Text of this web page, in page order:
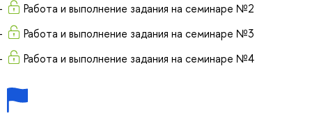
Работа и выполнение задания на семинаре №2
Работа и выполнение задания на семинаре №3
Работа и выполнение задания на семинаре №4